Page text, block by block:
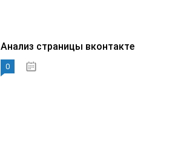
Анализ страницы вконтакте
0